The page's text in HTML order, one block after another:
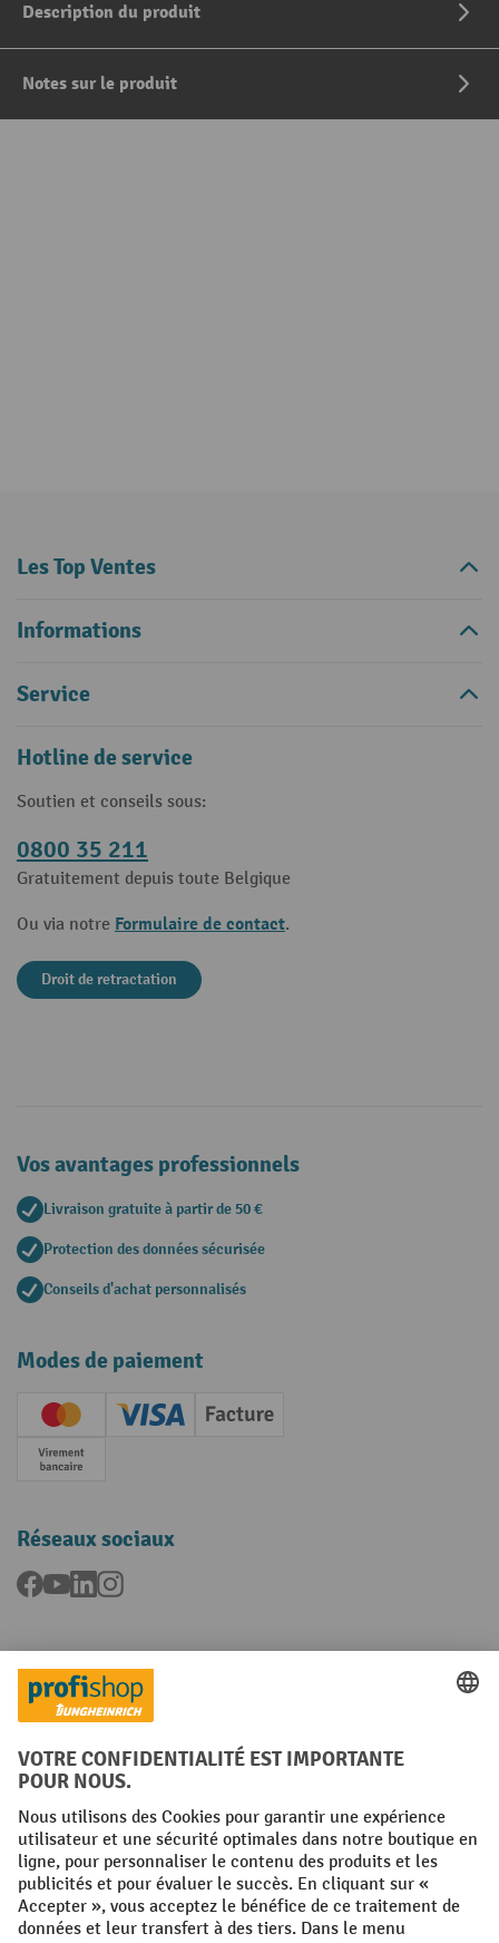
Description du produit
Notes sur le produit
Les Top Ventes
Informations
Service
Hotline de service
Soutien et conseils sous:
0800 35 211
Gratuitement depuis toute Belgique
Ou via notre Formulaire de contact.
Droit de retractation
Vos avantages professionnels
Livraison gratuite à partir de 50 €
Protection des données sécurisée
Conseils d'achat personnalisés
Modes de paiement
Creditcard (Master)Creditcard (Visa)
Facture
Paiement anticipé
Réseaux sociaux
Facebook
YouTubeLinkedInInstagram
Langues
FR NL
Conditions générales Mentions légales
Protection des Données Politique de cookies
All prices excl. VAT plusshipping costsand possible delivery charges,
if not stated otherwise.